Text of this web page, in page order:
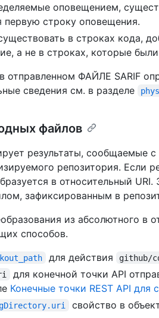
оповещением,
первую строку оповещения.
в строках кода,
а не в строках, которые
в отправленном ФАЙЛЕ SARIF
сведения см. в разделе
файлов
результаты, сообщаемые
репозитория. Если
в относительный URI.
зафиксированным в
из абсолютного в
способов.
для действия github/
для конечной точки API
Конечные точки REST API для
свойство в